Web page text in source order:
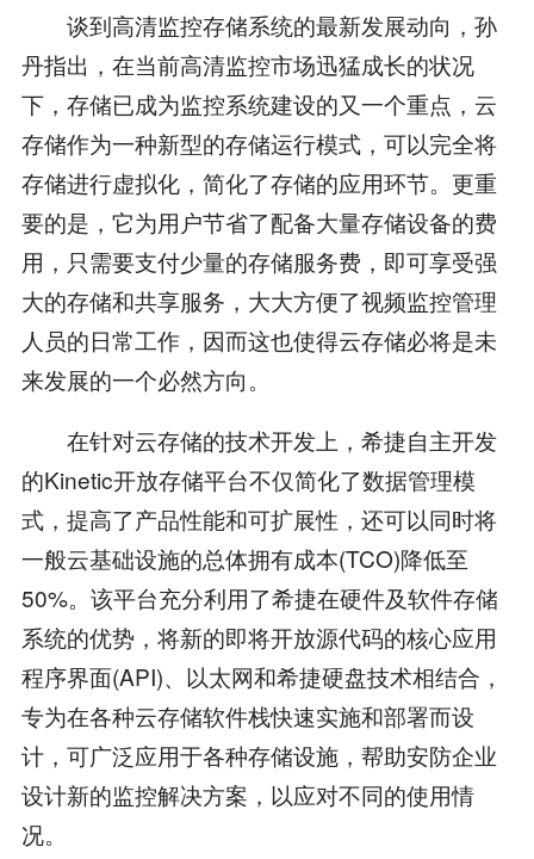
谈到高清监控存储系统的最新发展动向，孙
丹指出，在当前高清监控市场迅猛成长的状况
下，存储已成为监控系统建设的又一个重点，云
存储作为一种新型的存储运行模式，可以完全将
存储进行虚拟化，简化了存储的应用环节。更重
要的是，它为用户节省了配备大量存储设备的费
用，只需要支付少量的存储服务费，即可享受强
大的存储和共享服务，大大方便了视频监控管理
人员的日常工作，因而这也使得云存储必将是未
来发展的一个必然方向。
在针对云存储的技术开发上，希捷自主开发
的Kinetic开放存储平台不仅简化了数据管理模
式，提高了产品性能和可扩展性，还可以同时将
一般云基础设施的总体拥有成本(TCO)降低至
50%。该平台充分利用了希捷在硬件及软件存储
系统的优势，将新的即将开放源代码的核心应用
程序界面(API)、以太网和希捷硬盘技术相结合，
专为在各种云存储软件栈快速实施和部署而设
计，可广泛应用于各种存储设施，帮助安防企业
设计新的监控解决方案，以应对不同的使用情
况。